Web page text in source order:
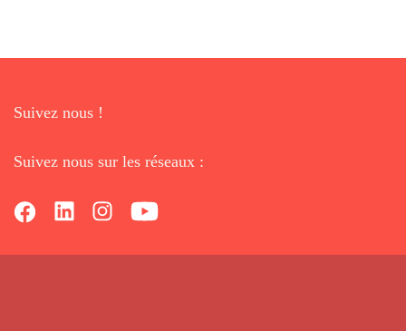
Suivez nous !
Suivez nous sur les réseaux :